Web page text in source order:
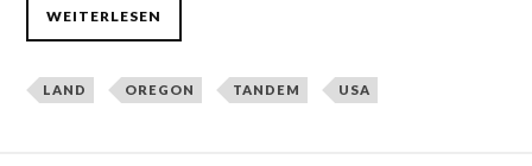
WEITERLESEN
LAND OREGON TANDEM USA